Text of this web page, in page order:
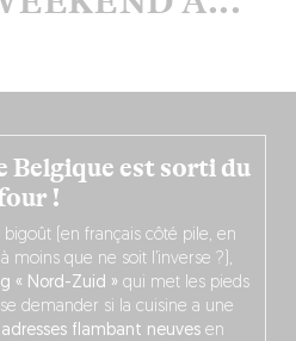
Belgique est sorti du
!
(en français côté pile, en
moins que ne soit l’inverse ?),
« Nord-Zuid » qui met les pieds
demander si la cuisine a une
adresses flambant neuvesen